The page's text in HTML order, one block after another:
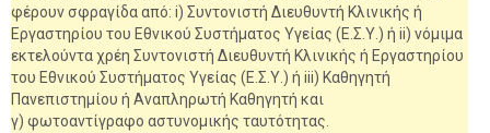
φέρουν σφραγίδα από: i) Συντονιστή Διευθυντή Κλινικής ή
Εργαστηρίου του Εθνικού Συστήματος Υγείας (Ε.Σ.Υ.) ή ii) νόμιμα
εκτελούντα χρέη Συντονιστή Διευθυντή Κλινικής ή Εργαστηρίου
του Εθνικού Συστήματος Υγείας (Ε.Σ.Υ.) ή iii) Καθηγητή
Πανεπιστημίου ή Αναπληρωτή Καθηγητή και
γ) φωτοαντίγραφο αστυνομικής ταυτότητας.